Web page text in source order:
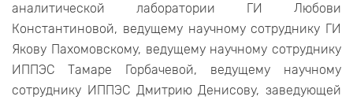
аналитической лаборатории ГИ Любови
Константиновой, ведущему научному сотруднику ГИ
Якову Пахомовскому, ведущему научному сотруднику
ИППЭС Тамаре Горбачевой, ведущему научному
сотруднику ИППЭС Дмитрию Денисову, заведующей